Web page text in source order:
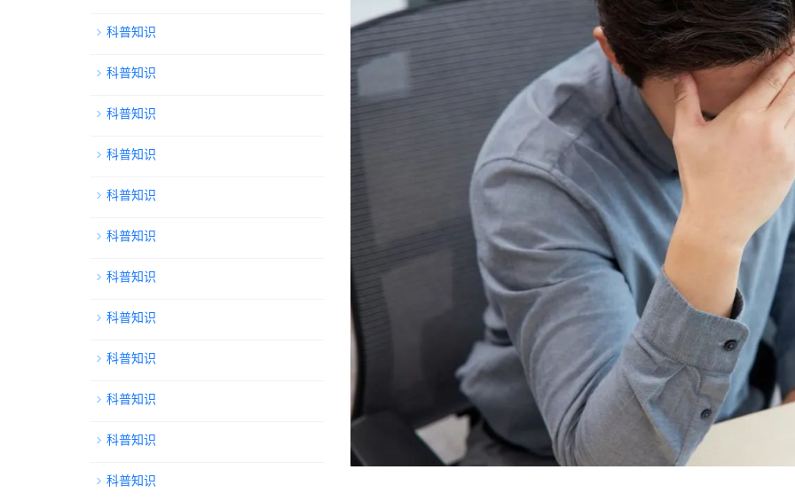
科普知识
科普知识
科普知识
科普知识
科普知识
科普知识
科普知识
科普知识
科普知识
科普知识
科普知识
科普知识